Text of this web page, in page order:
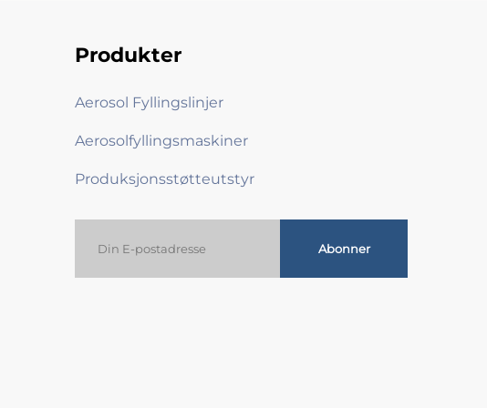
Produkter
Aerosol Fyllingslinjer
Aerosolfyllingsmaskiner
Produksjonsstøtteutstyr
Abonner